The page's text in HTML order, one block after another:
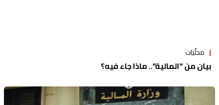
محلّيات
بيان من "المالية".. ماذا جاء فيه؟